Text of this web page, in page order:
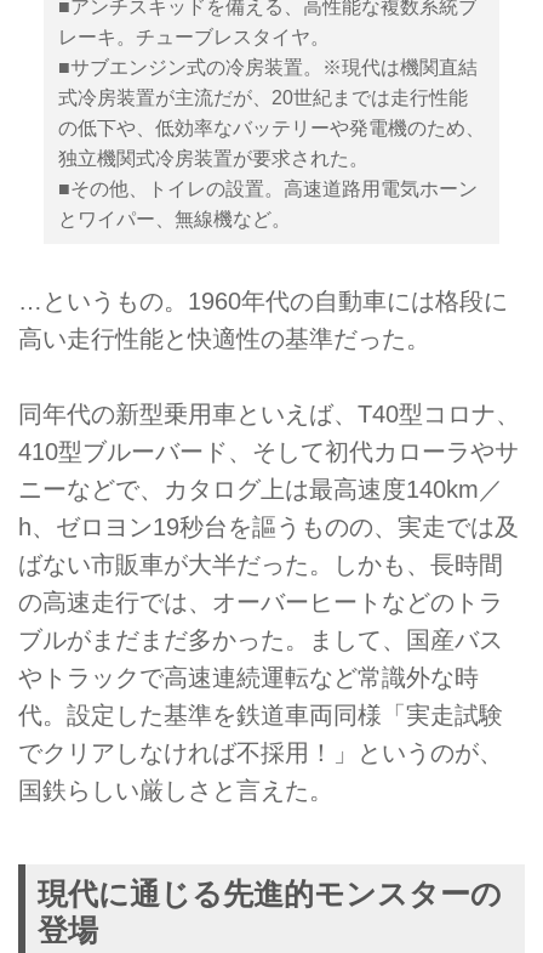
■アンチスキッドを備える、高性能な複数系統ブ
レーキ。チューブレスタイヤ。
■サブエンジン式の冷房装置。※現代は機関直結
式冷房装置が主流だが、20世紀までは走行性能
の低下や、低効率なバッテリーや発電機のため、
独立機関式冷房装置が要求された。
■その他、トイレの設置。高速道路用電気ホーン
とワイパー、無線機など。
…というもの。1960年代の自動車には格段に
高い走行性能と快適性の基準だった。
同年代の新型乗用車といえば、T40型コロナ、
410型ブルーバード、そして初代カローラやサ
ニーなどで、カタログ上は最高速度140km／
h、ゼロヨン19秒台を謳うものの、実走では及
ばない市販車が大半だった。しかも、長時間
の高速走行では、オーバーヒートなどのトラ
ブルがまだまだ多かった。まして、国産バス
やトラックで高速連続運転など常識外な時
代。設定した基準を鉄道車両同様「実走試験
でクリアしなければ不採用！」というのが、
国鉄らしい厳しさと言えた。
現代に通じる先進的モンスターの
登場